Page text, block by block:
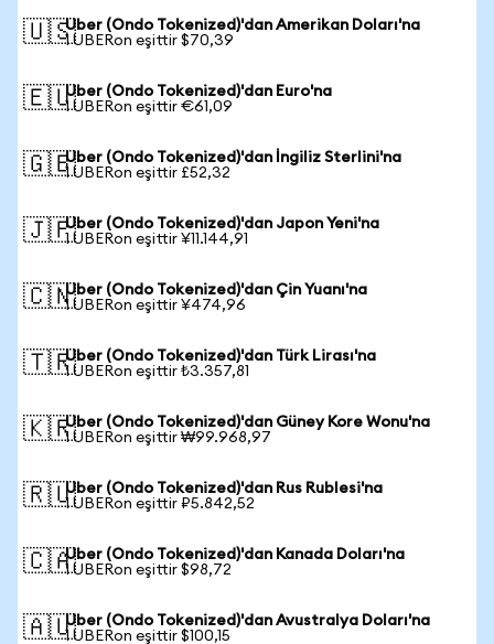
🇺🇸Uber (Ondo Tokenized)'dan Amerikan Doları'na
1 UBERon eşittir $70,39
🇪🇺Uber (Ondo Tokenized)'dan Euro'na
1 UBERon eşittir €61,09
🇬🇧Uber (Ondo Tokenized)'dan İngiliz Sterlini'na
1 UBERon eşittir £52,32
🇯🇵Uber (Ondo Tokenized)'dan Japon Yeni'na
1 UBERon eşittir ¥11.144,91
🇨🇳Uber (Ondo Tokenized)'dan Çin Yuanı'na
1 UBERon eşittir ¥474,96
🇹🇷Uber (Ondo Tokenized)'dan Türk Lirası'na
1 UBERon eşittir ₺3.357,81
🇰🇷Uber (Ondo Tokenized)'dan Güney Kore Wonu'na
1 UBERon eşittir ₩99.968,97
🇷🇺Uber (Ondo Tokenized)'dan Rus Rublesi'na
1 UBERon eşittir ₽5.842,52
🇨🇦Uber (Ondo Tokenized)'dan Kanada Doları'na
1 UBERon eşittir $98,72
🇦🇺Uber (Ondo Tokenized)'dan Avustralya Doları'na
1 UBERon eşittir $100,15